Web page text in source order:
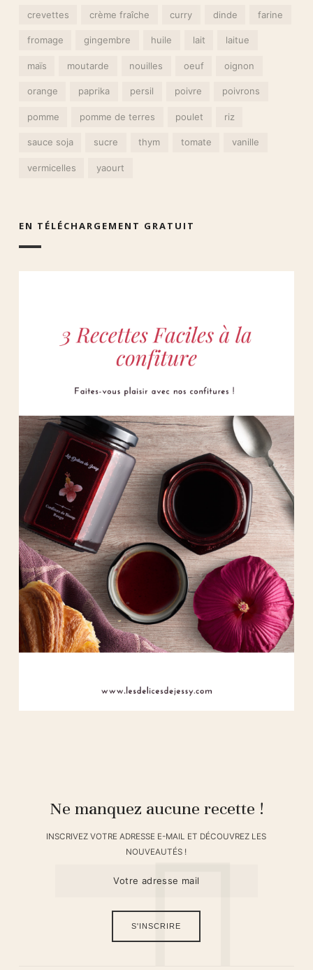
crevettes crème fraîche curry dinde farine
fromage gingembre huile lait laitue
maïs moutarde nouilles oeuf oignon
orange paprika persil poivre poivrons
pomme pomme de terres poulet riz
sauce soja sucre thym tomate vanille
vermicelles yaourt
EN TÉLÉCHARGEMENT GRATUIT
Ne manquez aucune recette !
INSCRIVEZ VOTRE ADRESSE E-MAIL ET DÉCOUVREZ LES
NOUVEAUTÉS !